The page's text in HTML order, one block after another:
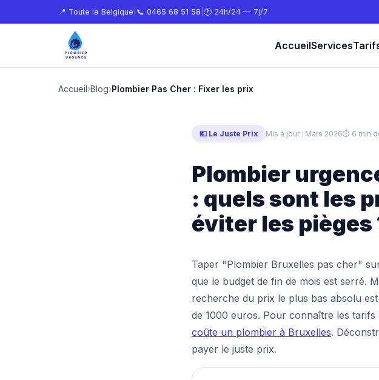
📍 Toute la Belgique 📞 0465 68 51 58 🕐 24h/24 — 7j/7
AccueilServices
Accueil›Blog›Plombier Pas Cher : Fixer les prix
💶 Le Juste Prix Mis à jour : Mars 2026⏱ 6 min
Plombier
: quels sont les
éviter les pièges
Taper "Plombier Bruxelles pas cher"
que le budget de fin de mois est serré.
recherche du prix le plus bas absolu
de 1000 euros. Pour connaître les
coûte un plombier à Bruxelles.
payer le juste prix.